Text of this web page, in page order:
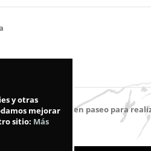
Quiroga es un buen paseo para
y otras
mejorar
sitio: Más